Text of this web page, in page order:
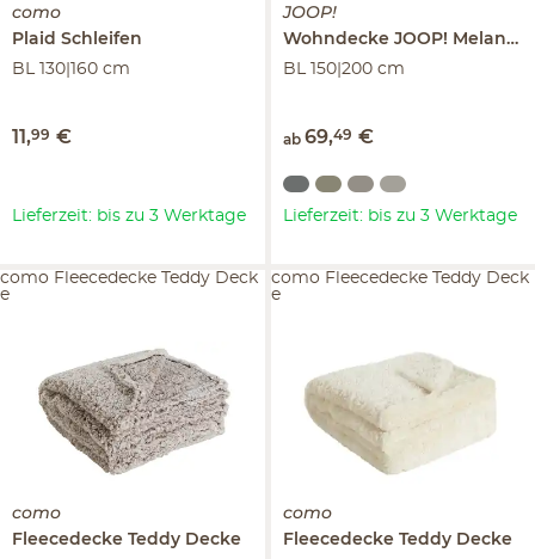
como
Plaid Schleifen
BL 130|160 cm
11,99 €
Lieferzeit: bis zu 3 Werktage
JOOP!
Wohndecke JOOP! Melange-Doubleface
BL 150|200 cm
ab 69,49 €
Lieferzeit: bis zu 3 Werktage
como
Fleecedecke Teddy Decke
como Fleecedecke Teddy Deck
e
como
Fleecedecke Teddy Decke
como Fleecedecke Teddy Deck
e